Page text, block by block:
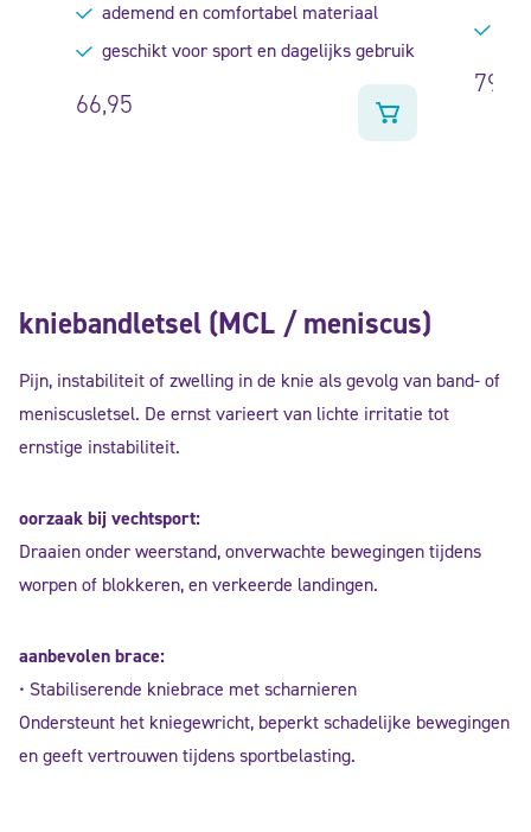
ademend en comfortabel materiaal
geschikt voor sport en dagelijks gebruik
66,95
79,90
kniebandletsel (MCL / meniscus)
Pijn, instabiliteit of zwelling in de knie als gevolg van band- of
meniscusletsel. De ernst varieert van lichte irritatie tot
ernstige instabiliteit.
oorzaak bij vechtsport:
Draaien onder weerstand, onverwachte bewegingen tijdens
worpen of blokkeren, en verkeerde landingen.
aanbevolen brace:
• Stabiliserende kniebrace met scharnieren
Ondersteunt het kniegewricht, beperkt schadelijke bewegingen
en geeft vertrouwen tijdens sportbelasting.